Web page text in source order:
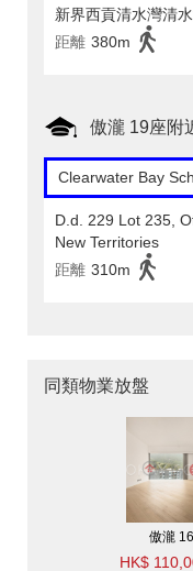
新界西貢清水灣清
距離 380m
傲瀧 19座附
Clearwater Bay
D.d. 229 Lot 235,
New Territories
距離 310m
同類物業放盤
傲瀧
HK$